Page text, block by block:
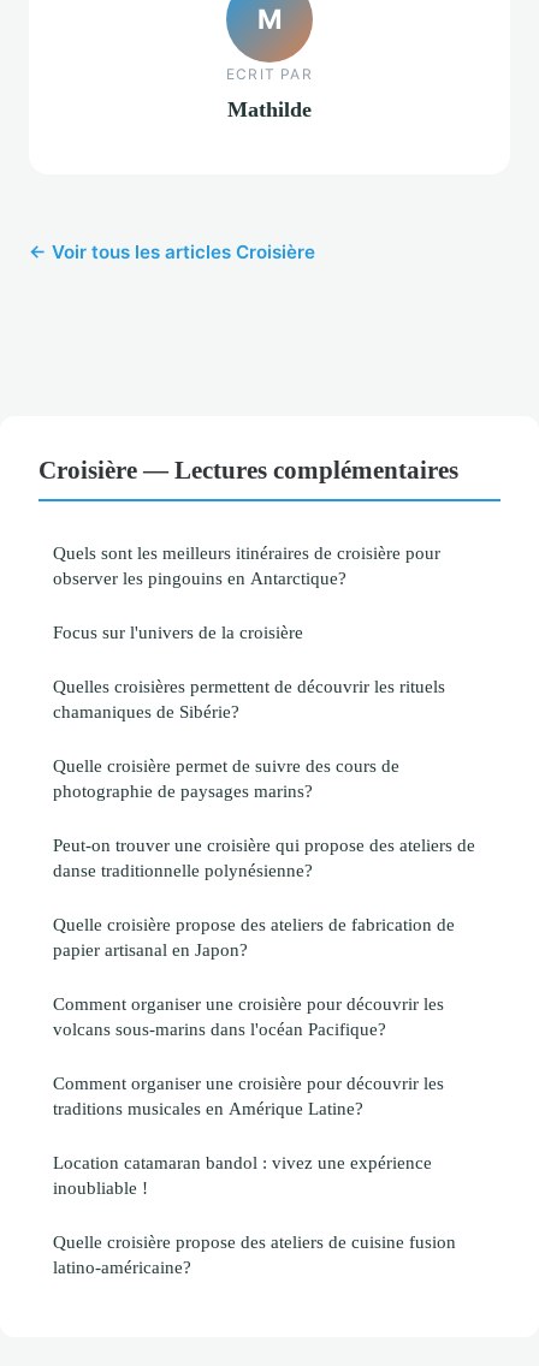
M
ECRIT PAR
Mathilde
← Voir tous les articles Croisière
Croisière — Lectures complémentaires
Quels sont les meilleurs itinéraires de croisière pour
observer les pingouins en Antarctique?
Focus sur l'univers de la croisière
Quelles croisières permettent de découvrir les rituels
chamaniques de Sibérie?
Quelle croisière permet de suivre des cours de
photographie de paysages marins?
Peut-on trouver une croisière qui propose des ateliers de
danse traditionnelle polynésienne?
Quelle croisière propose des ateliers de fabrication de
papier artisanal en Japon?
Comment organiser une croisière pour découvrir les
volcans sous-marins dans l'océan Pacifique?
Comment organiser une croisière pour découvrir les
traditions musicales en Amérique Latine?
Location catamaran bandol : vivez une expérience
inoubliable !
Quelle croisière propose des ateliers de cuisine fusion
latino-américaine?